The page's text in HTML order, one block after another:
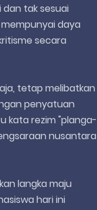
tak sesuai
daya
secara
tetap melibatkan
penyatuan
kata rezim "planga-
nusantara
langka maju
hari ini